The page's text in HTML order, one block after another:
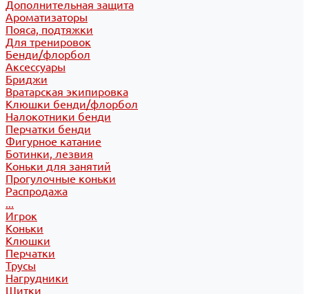
Дополнительная защита
Ароматизаторы
Пояса, подтяжки
Для тренировок
Бенди/флорбол
Аксессуары
Бриджи
Вратарская экипировка
Клюшки бенди/флорбол
Налокотники бенди
Перчатки бенди
Фигурное катание
Ботинки, лезвия
Коньки для занятий
Прогулочные коньки
Распродажа
...
Игрок
Коньки
Клюшки
Перчатки
Трусы
Нагрудники
Щитки